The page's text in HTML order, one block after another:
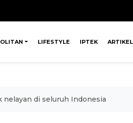
LIFESTYLE IPTEK ARTIKEL
di seluruh Indonesia